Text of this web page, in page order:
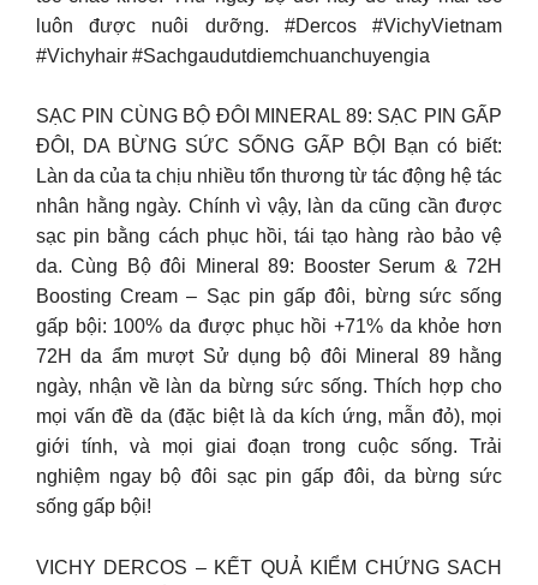
luôn được nuôi dưỡng. #Dercos #VichyVietnam
#Vichyhair #Sachgaudutdiemchuanchuyengia
SẠC PIN CÙNG BỘ ĐÔI MINERAL 89: SẠC PIN GẤP
ĐÔI, DA BỪNG SỨC SỐNG GẤP BỘI Bạn có biết:
Làn da của ta chịu nhiều tổn thương từ tác động hệ tác
nhân hằng ngày. Chính vì vậy, làn da cũng cần được
sạc pin bằng cách phục hồi, tái tạo hàng rào bảo vệ
da. Cùng Bộ đôi Mineral 89: Booster Serum & 72H
Boosting Cream – Sạc pin gấp đôi, bừng sức sống
gấp bội: 100% da được phục hồi +71% da khỏe hơn
72H da ẩm mượt Sử dụng bộ đôi Mineral 89 hằng
ngày, nhận về làn da bừng sức sống. Thích hợp cho
mọi vấn đề da (đặc biệt là da kích ứng, mẫn đỏ), mọi
giới tính, và mọi giai đoạn trong cuộc sống. Trải
nghiệm ngay bộ đôi sạc pin gấp đôi, da bừng sức
sống gấp bội!
VICHY DERCOS – KẾT QUẢ KIỂM CHỨNG SACH